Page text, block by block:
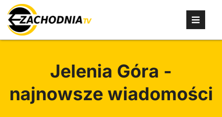
Jelenia Góra -
najnowsze wiadomości